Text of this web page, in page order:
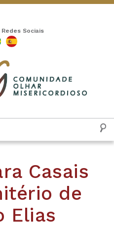
Sociais
Casais
de
Elias